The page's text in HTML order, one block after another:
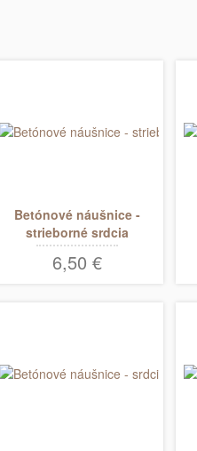
Betónové náušnice -
strieborné srdcia
6,50 €